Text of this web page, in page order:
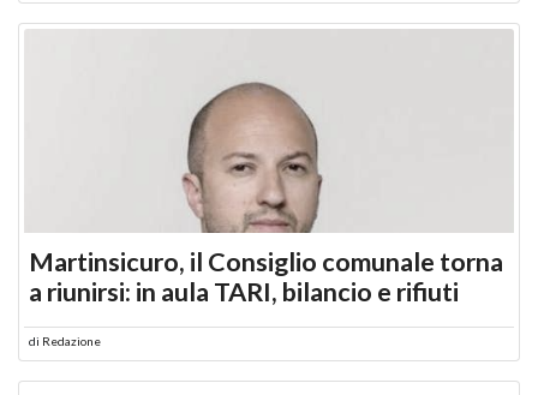
Martinsicuro, il Consiglio comunale torna
a riunirsi: in aula TARI, bilancio e rifiuti
di Redazione